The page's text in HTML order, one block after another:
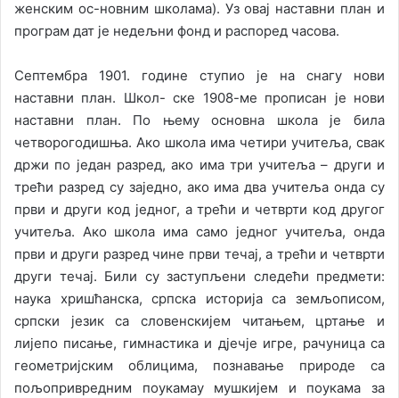
женским ос-новним школама). Уз овај наставни план и
програм дат је недељни фонд и распоред часова.
Септембра 1901. године ступио је на снагу нови
наставни план. Школ- ске 1908-ме прописан је нови
наставни план. По њему основна школа је била
четворогодишња. Ако школа има четири учитеља, свак
држи по један разред, ако има три учитеља – други и
трећи разред су заједно, ако има два учитеља онда су
први и други код једног, а трећи и четврти код другог
учитеља. Ако школа има само једног учитеља, онда
први и други разред чине први течај, а трећи и четврти
други течај. Били су заступљени следећи предмети:
наука хришћанска, српска историја са земљописом,
српски језик са словенскијем читањем, цртање и
лијепо писање, гимнастика и дјечје игре, рачуница са
геометријским облицима, познавање природе са
пољопривредним поукамау мушкијем и поукама за